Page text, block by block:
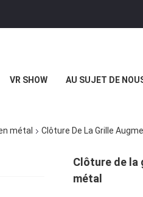
VR SHOW AU SUJET DE
métal Clôture De La Grille
Clôture de la
métal